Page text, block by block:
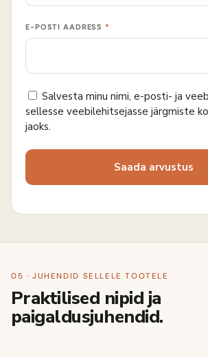
E-POSTI AADRESS *
Salvesta minu nimi, e-posti- ja
sellesse veebilehitsejasse järgmiste
jaoks.
05 · JUHENDID SELLELE TOOTELE
Praktilised nipid ja
paigaldusjuhendid.